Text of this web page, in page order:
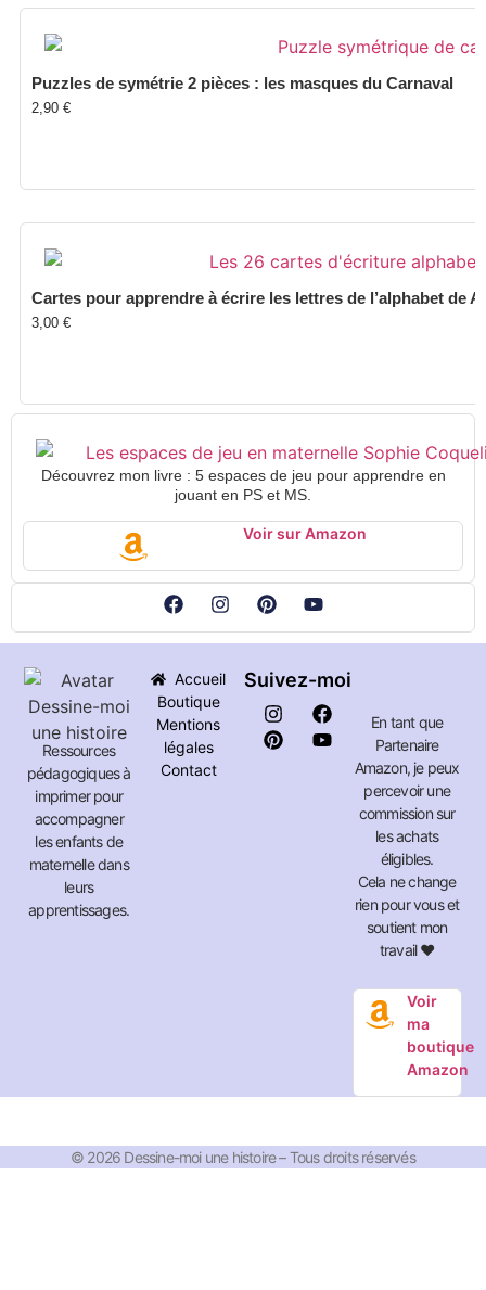
Puzzles de symétrie 2 pièces : les masques du Carnaval
2,90 €
Cartes pour apprendre à écrire les lettres de l’alphabet de A
3,00 €
Découvrez mon livre : 5 espaces de jeu pour apprendre en
jouant en PS et MS.
Voir sur Amazon
Ressources
pédagogiques à
imprimer pour
accompagner
les enfants de
maternelle dans
leurs
apprentissages.
Accueil
Boutique
Mentions
légales
Contact
Suivez-moi
En tant que
Partenaire
Amazon, je peux
percevoir une
commission sur
les achats
éligibles.
Cela ne change
rien pour vous et
soutient mon
travail ❤️
Voir
ma
boutique
Amazon
© 2026 Dessine-moi une histoire – Tous droits réservés